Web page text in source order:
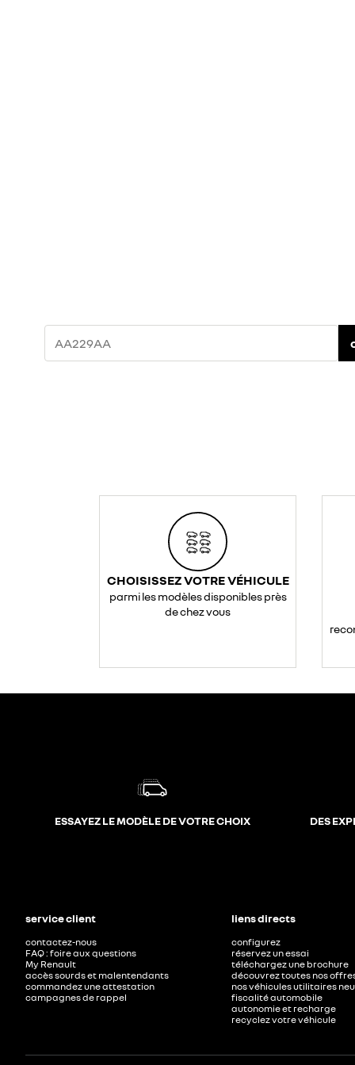
CHOISISSEZ VOTRE VÉHICULE
parmi les modèles disponibles près
de chez vous
ESSAYEZ LE MODÈLE DE VOTRE CHOIX DES
service client
contactez-nous
FAQ : foire aux questions
My Renault
accès sourds et malentendants
commandez une attestation
campagnes de rappel
liens directs
configurez
réservez un essai
téléchargez une brochure
découvrez toutes nos
nos véhicules utilitaires
fiscalité automobile
autonomie et recharge
recyclez votre véhicule